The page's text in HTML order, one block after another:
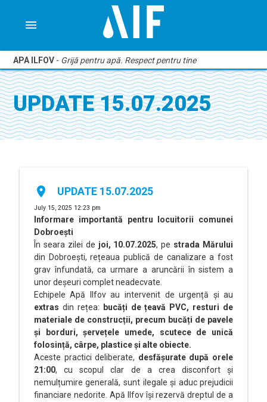
menu
APA ILFOV - Grijă pentru apă. Respect pentru tine
UPDATE 15.07.2025
place UPDATE 15.07.2025
July 15, 2025 12:23 pm
Informare importantă pentru locuitorii comunei
Dobroești
În seara zilei de joi, 10.07.2025, pe strada Mărului
din Dobroești, rețeaua publică de canalizare a fost
grav înfundată, ca urmare a aruncării în sistem a
unor deșeuri complet neadecvate.
Echipele Apă Ilfov au intervenit de urgență și au
extras din rețea:
bucăți de țeavă PVC, resturi de
materiale de construcții, precum bucăți de pavele
și borduri, șervețele umede, scutece de unică
folosință, cârpe, plastice și alte obiecte.
Aceste practici deliberate, desfășurate după orele
21:00, cu scopul clar de a crea disconfort și
nemulțumire generală, sunt ilegale și aduc prejudicii
financiare nedorite. Apă Ilfov își rezervă dreptul de a